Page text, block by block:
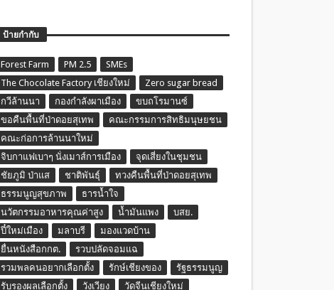
ป้ายกำกับ
Forest Farm PM 2.5
SMEs
The Chocolate Factory เชียงใหม่
Zero sugar bread
กวีล้านนา
กองกำลังผาเมือง
ขบถโรมานซ์
ขอคืนพื้นที่ป่าดอยสุเทพ
คณะกรรมการสิทธิมนุษยชน
คณะก่อการล้านนาใหม่
จิบกาแฟเบาๆ นั่งเมาส์การเมือง
จุดเสี่ยงในชุมชน
ชัยภูมิ ป่าแส
ชาติพันธุ์
ทวงคืนพื้นที่ป่าดอยสุเทพ
ธรรมนูญสุขภาพ
ธารน้ำใจ
นวัตกรรมอาหารคุณค่าสูง
น้ำมันแพง
บสย.
ปี๋ใหม่เมือง
มลาบรี
มองแวดบ้าน
ยื่นหนังสือกกต.
รวบปลัดจอมแฉ
รวมพลคนอยากเลือกตั้ง
รักษ์เชียงของ
รัฐธรรมนูญ
รับรองผลเลือกตั้ง
วังเวียง วัดจีนเชียงใหม่